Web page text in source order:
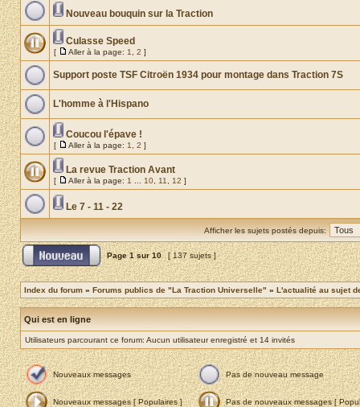
Nouveau bouquin sur la Traction
Culasse Speed
[ Aller à la page: 1 2 ]
Support poste TSF Citroën 1934 pour montage dans Traction 7S
L'homme à l'Hispano
Coucou l'épave !
[ Aller à la page: 1 2 ]
La revue Traction Avant
[ Aller à la page: 1 10 11 12 ]
Le 7 - 11 - 22
Afficher les sujets postés depuis:
Page1sur10 [ 137 sujets ]
Index du forum » Forums publics de "La Traction Universelle" » L'actualité au sujet
Qui est en ligne
Utilisateurs parcourant ce forum: Aucun utilisateur enregistré et 14 invités
Nouveaux messages Pas de nouveau message
Nouveaux messages [ Populaires ] Pas de nouveaux messages [